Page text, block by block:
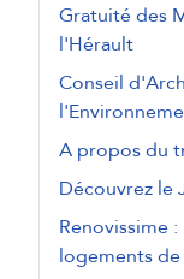
Gratuité des
l'Hérault
Conseil
A propos du
Découvrez le
Renovissime
logements de